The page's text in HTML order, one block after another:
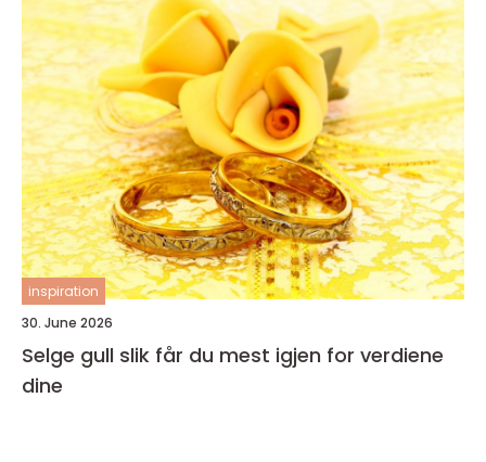
inspiration
30. June 2026
Selge gull slik får du mest igjen for verdiene
dine